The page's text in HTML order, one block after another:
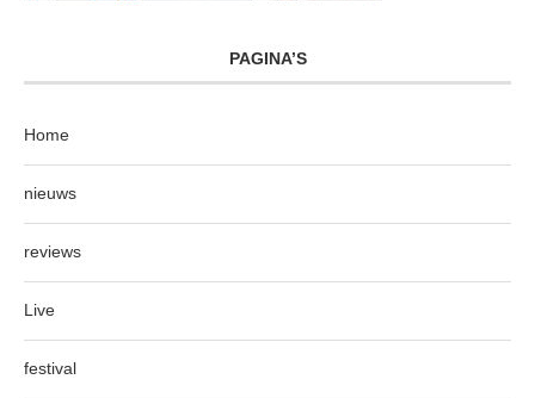
PAGINA’S
Home
nieuws
reviews
Live
festival